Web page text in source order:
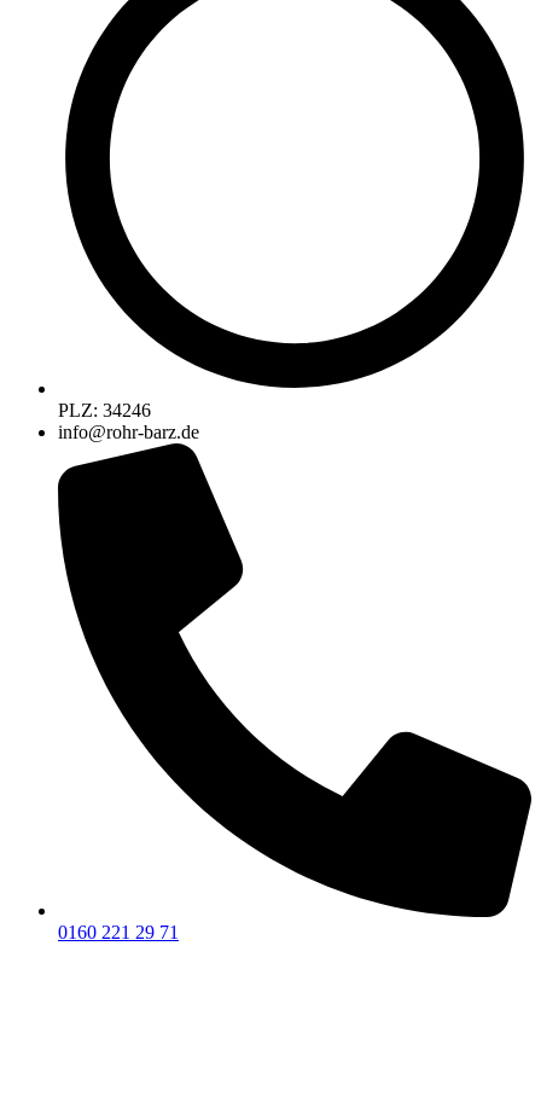
PLZ: 34246
info@rohr-barz.de
0160 221 29 71